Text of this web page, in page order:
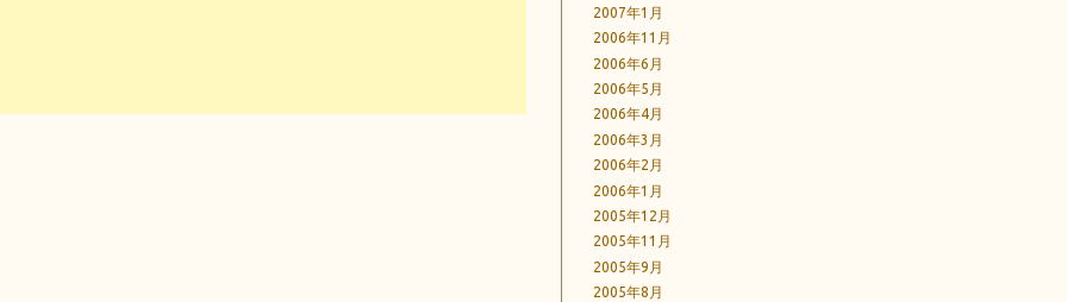
2007年1月
2006年11月
2006年6月
2006年5月
2006年4月
2006年3月
2006年2月
2006年1月
2005年12月
2005年11月
2005年9月
2005年8月